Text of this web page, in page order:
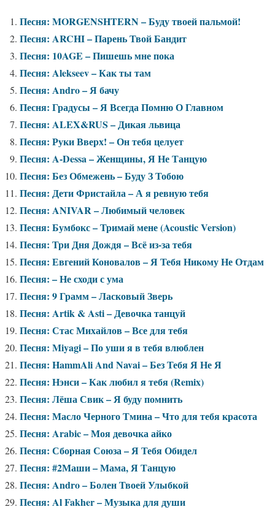
Песня: MORGENSHTERN – Буду твоей пальмой!
Песня: ARCHI – Парень Твой Бандит
Песня: 10AGE – Пишешь мне пока
Песня: Alekseev – Как ты там
Песня: Andro – Я бачу
Песня: Градусы – Я Всегда Помню О Главном
Песня: ALEX&RUS – Дикая львица
Песня: Руки Вверх! – Он тебя целует
Песня: A-Dessa – Женщины, Я Не Танцую
Песня: Без Обмежень – Буду З Тобою
Песня: Дети Фристайла – А я ревную тебя
Песня: ANIVAR – Любимый человек
Песня: Бумбокс – Тримай мене (Acoustic Version)
Песня: Три Дня Дождя – Всё из-за тебя
Песня: Евгений Коновалов – Я Тебя Никому Не Отдам
Песня: – Не сходи с ума
Песня: 9 Грамм – Ласковый Зверь
Песня: Artik & Asti – Девочка танцуй
Песня: Стас Михайлов – Все для тебя
Песня: Miyagi – По уши я в тебя влюблен
Песня: HammAli And Navai – Без Тебя Я Не Я
Песня: Нэнси – Как любил я тебя (Remix)
Песня: Лёша Свик – Я буду помнить
Песня: Масло Черного Тмина – Что для тебя красота
Песня: Arabic – Моя девочка айко
Песня: Сборная Союза – Я Тебя Обидел
Песня: #2Маши – Мама, Я Танцую
Песня: Andro – Болен Твоей Улыбкой
Песня: Al Fakher – Музыка для души